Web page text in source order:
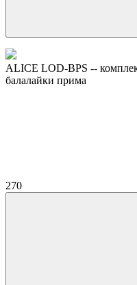
ALICE LOD-BPS --
балалайки прима
270